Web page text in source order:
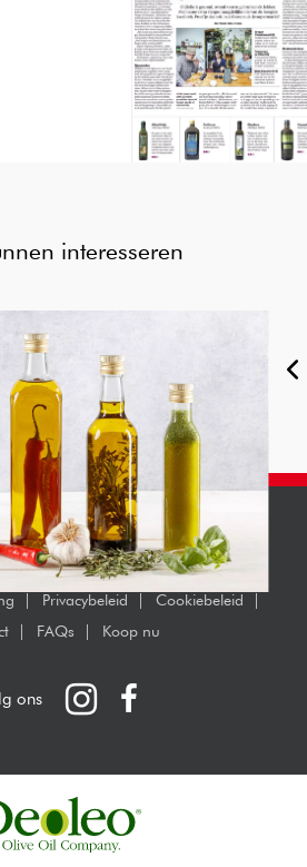
interesseren
– Eatertainment Live
2026 © Bertolli Olijfolie
Privacybeleid
Cookiebeleid
FAQs Koop nu
ons
Instagram